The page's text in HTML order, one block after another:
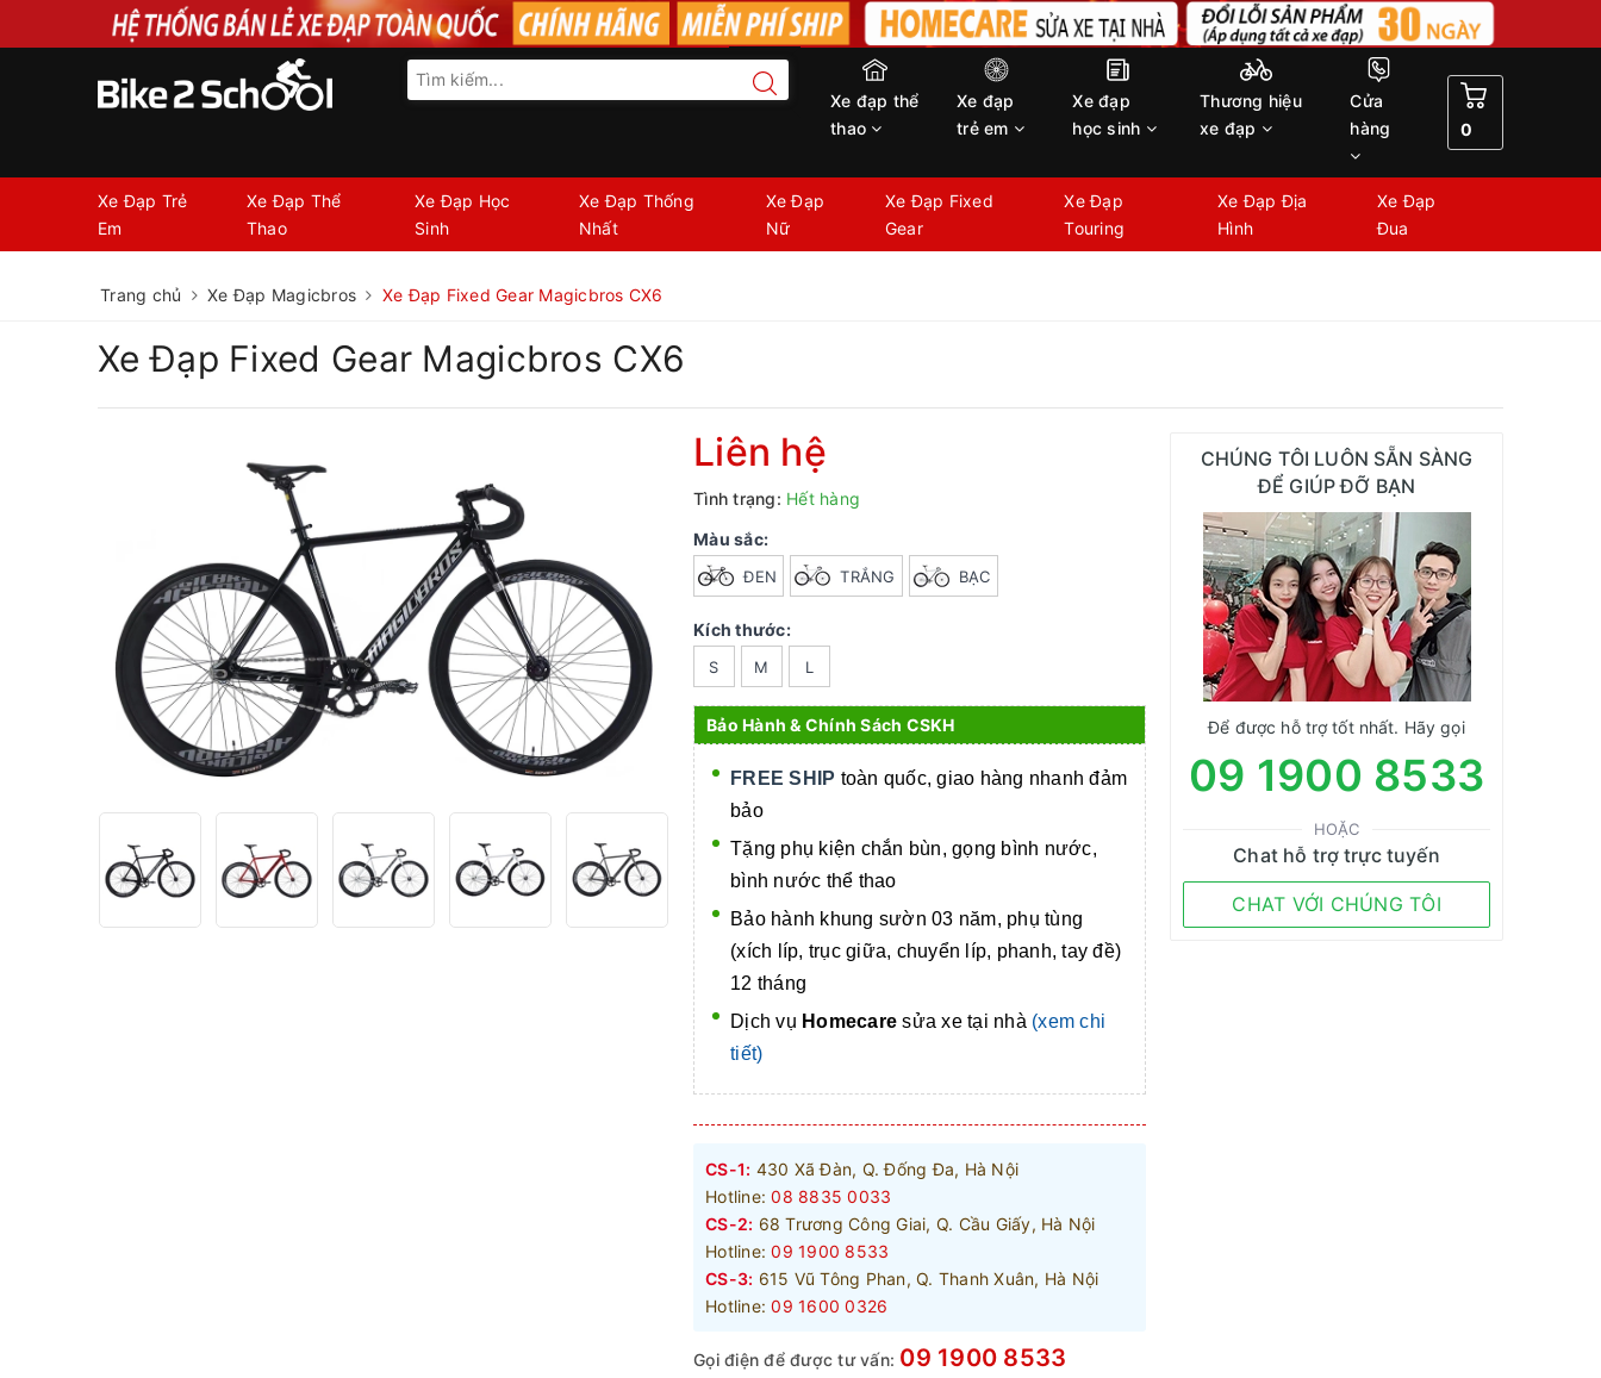
Xe đạp thể
thao
Xe đạp
trẻ em
Xe đạp
học sinh
Thương hiệu
xe đạp
Cửa
hàng
0
Xe Đạp Trẻ
Em
Xe Đạp Thể
Thao
Xe Đạp Học
Sinh
Xe Đạp Thống
Nhất
Xe Đạp
Nữ
Xe Đạp Fixed
Gear
Xe Đạp
Touring
Xe Đạp Địa
Hình
Xe Đạp
Đua
Trang chủ Xe Đạp Magicbros Xe Đạp Fixed Gear Magicbros CX6
Xe Đạp Fixed Gear Magicbros CX6
Liên hệ
Tình trạng: Hết hàng
Màu sắc:
ĐEN TRẮNG BẠC
Kích thước:
S M L
Bảo Hành & Chính Sách CSKH
FREE SHIP toàn quốc, giao hàng nhanh đảm
bảo
Tặng phụ kiện chắn bùn, gọng bình nước,
bình nước thể thao
Bảo hành khung sườn 03 năm, phụ tùng
(xích líp, trục giữa, chuyển líp, phanh, tay đề)
12 tháng
Dịch vụ Homecare sửa xe tại nhà (xem chi
tiết)
CS-1: 430 Xã Đàn, Q. Đống Đa, Hà Nội
Hotline: 08 8835 0033
CS-2: 68 Trương Công Giai, Q. Cầu Giấy, Hà Nội
Hotline: 09 1900 8533
CS-3: 615 Vũ Tông Phan, Q. Thanh Xuân, Hà Nội
Hotline: 09 1600 0326
Gọi điện để được tư vấn: 09 1900 8533
CHÚNG TÔI LUÔN SẴN SÀNG
ĐỂ GIÚP ĐỠ BẠN
Để được hỗ trợ tốt nhất. Hãy gọi
09 1900 8533
HOẶC
Chat hỗ trợ trực tuyến
CHAT VỚI CHÚNG TÔI